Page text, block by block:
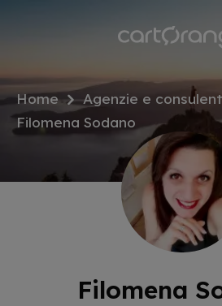
Home
Agenzie e
Filomena Sodano
Filomena